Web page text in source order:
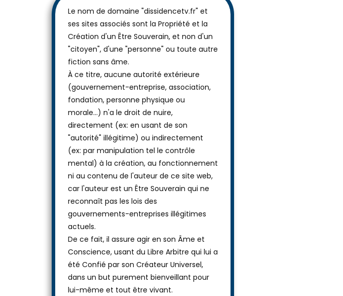
Le nom de domaine "dissidencetv.fr" et
ses sites associés sont la Propriété et la
Création d'un Être Souverain, et non d'un
"citoyen", d'une "personne" ou toute autre
fiction sans âme.
À ce titre, aucune autorité extérieure
(gouvernement-entreprise, association,
fondation, personne physique ou
morale...) n'a le droit de nuire,
directement (ex: en usant de son
"autorité" illégitime) ou indirectement
(ex: par manipulation tel le contrôle
mental) à la création, au fonctionnement
ni au contenu de l'auteur de ce site web,
car l'auteur est un Être Souverain qui ne
reconnaît pas les lois des
gouvernements-entreprises illégitimes
actuels.
De ce fait, il assure agir en son Âme et
Conscience, usant du Libre Arbitre qui lui a
été Confié par son Créateur Universel,
dans un but purement bienveillant pour
lui-même et tout être vivant.